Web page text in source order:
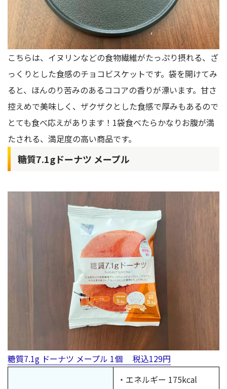
こちらは、イヌリンなどの食物繊維がたっぷり摂れる、ざ
っくりとした食感のチョコビスケットです。袋を開けてみ
ると、ほんのり苦みのあるココアの香りが漂います。甘さ
控えめで美味しく、ザクザクとした食感で厚みもあるので
とても食べ応えがあります！1袋食べたらかなりお腹が満
たされる、満足度の高い商品です。
糖質7.1gドーナツ メープル
糖質7.1g ドーナツ メープル 1個 税込129円
・エネルギー 175kcal